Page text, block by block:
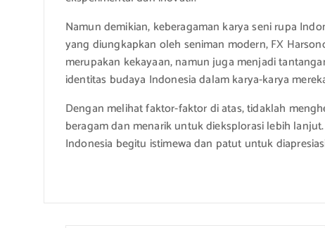
Namun demikian, keberagaman karya seni rupa
yang diungkapkan oleh seniman modern, FX
merupakan kekayaan, namun juga menjadi
identitas budaya Indonesia dalam karya-karya
Dengan melihat faktor-faktor di atas, tidaklah
beragam dan menarik untuk dieksplorasi lebih
Indonesia begitu istimewa dan patut untuk